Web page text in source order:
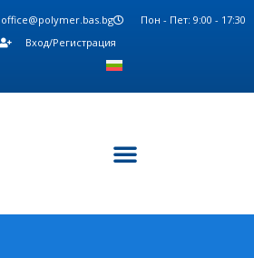
office@polymer.bas.bg
Пон - Пет: 9:00 - 17:30
Вход/Регистрация